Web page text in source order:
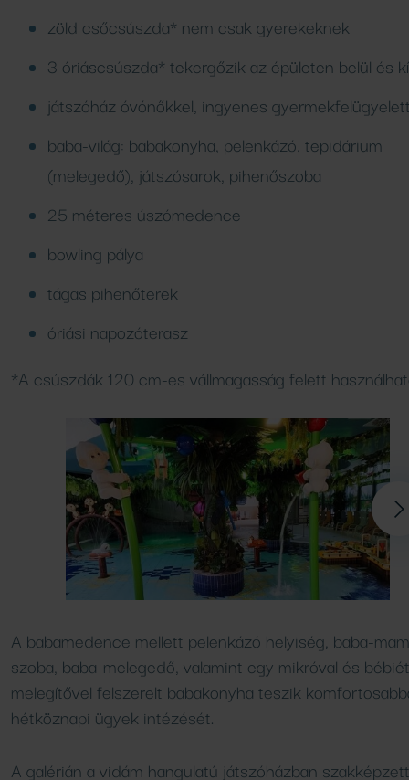
zöld csőcsúszda* nem csak gyerekeknek
3 óriáscsúszda* tekergőzik az épületen belül és
játszóház óvónőkkel, ingyenes
baba-világ: babakonyha, pelenkázó, tepidárium
(melegedő), játszósarok, pihenőszoba
25 méteres úszómedence
bowling pálya
tágas pihenőterek
óriási napozóterasz
*A csúszdák 120 cm-es vállmagasság felett
A babamedence mellett pelenkázó helyiség, baba-
szoba, baba-melegedő, valamint egy mikróval és
melegítővel felszerelt babakonyha teszik
hétköznapi ügyek intézését.
A galérián a vidám hangulatú játszóházban szakképzett